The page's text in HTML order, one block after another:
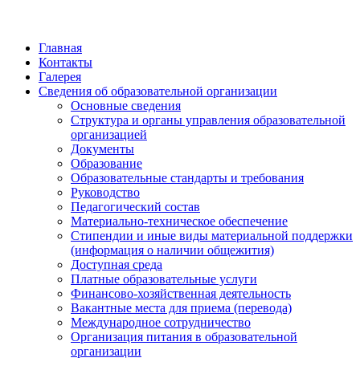
Главная
Контакты
Галерея
Сведения об образовательной организации
Основные сведения
Структура и органы управления образовательной
организацией
Документы
Образование
Образовательные стандарты и требования
Руководство
Педагогический состав
Материально-техническое обеспечение
Стипендии и иные виды материальной поддержки
(информация о наличии общежития)
Доступная среда
Платные образовательные услуги
Финансово-хозяйственная деятельность
Вакантные места для приема (перевода)
Международное сотрудничество
Организация питания в образовательной
организации